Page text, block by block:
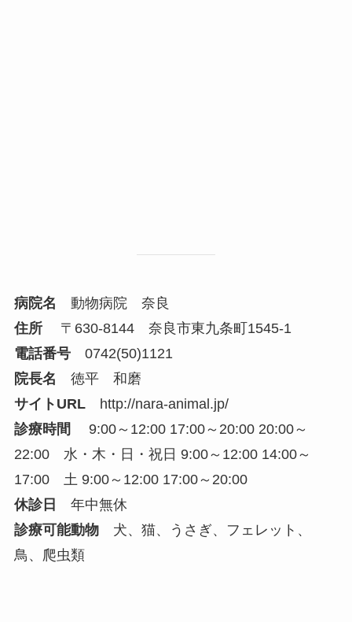
病院名 動物病院 奈良
住所〒630-8144 奈良市東九条町1545-1
電話番号0742(50)1121
院長名 徳平 和磨
サイトURL
http://nara-animal.jp/
診療時間 9:00～12:00 17:00～20:00 20:00～
22:00 水・木・日・祝日 9:00～12:00 14:00～
17:00 土 9:00～12:00 17:00～20:00
休診日
年中無休
診療可能動物犬、猫、うさぎ、フェレット、
鳥、爬虫類